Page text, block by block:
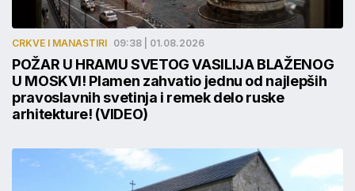
CRKVE I MANASTIRI 09:38 | 01.08.2026
POŽAR U HRAMU SVETOG VASILIJA BLAŽENOG
U MOSKVI! Plamen zahvatio jednu od najlepših
pravoslavnih svetinja i remek delo ruske
arhitekture! (VIDEO)